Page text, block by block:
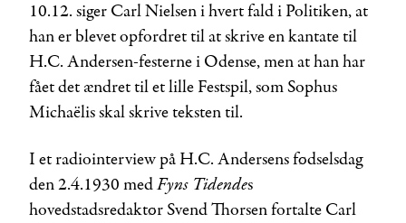
10.12. siger Carl Nielsen i hvert fald i Politiken, at
han er blevet opfordret til at skrive en kantate til
H.C. Andersen-festerne i Odense, men at han har
fået det ændret til et lille Festspil, som Sophus
Michaëlis skal skrive teksten til.
I et radiointerview på H.C. Andersens fødselsdag
den 2.4.1930 medFyns Tidendes
hovedstadsredaktør Svend Thorsen fortalte Carl